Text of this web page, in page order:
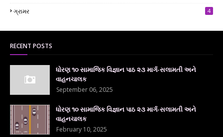
ગ્રામર 4
RECENT POSTS
ધોરણ ૧૦ સામાજિક વિજ્ઞાન પાઠ ૨૩ માર્ગ-સલામતી અને
વાહનચાલક
September 06, 2025
ધોરણ ૧૦ સામાજિક વિજ્ઞાન પાઠ ૨૩ માર્ગ-સલામતી અને
વાહનચાલક
February 10, 2025